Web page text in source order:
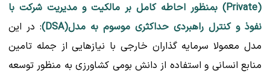
(Private) بمنظور احاطه کامل بر مالکیت و مدیریت شرکت با
نفوذ و کنترل راهبردی حداکثری موسوم به مدل(DSA)
: در این
مدل معمولا سرمایه گذاران خارجی با نیازهایی از جمله تامین
منابع انسانی و استفاده از دانش بومی کشاورزی به منظور توسعه